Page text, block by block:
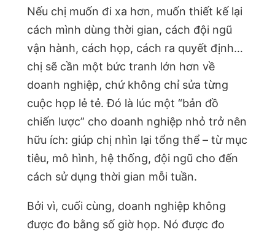
Nếu chị muốn đi xa hơn, muốn thiết kế lại
cách mình dùng thời gian, cách đội ngũ
vận hành, cách họp, cách ra quyết định…
chị sẽ cần một bức tranh lớn hơn về
doanh nghiệp, chứ không chỉ sửa từng
cuộc họp lẻ tẻ. Đó là lúc một “bản đồ
chiến lược” cho doanh nghiệp nhỏ trở nên
hữu ích: giúp chị nhìn lại tổng thể – từ mục
tiêu, mô hình, hệ thống, đội ngũ cho đến
cách sử dụng thời gian mỗi tuần.
Bởi vì, cuối cùng, doanh nghiệp không
được đo bằng số giờ họp. Nó được đo